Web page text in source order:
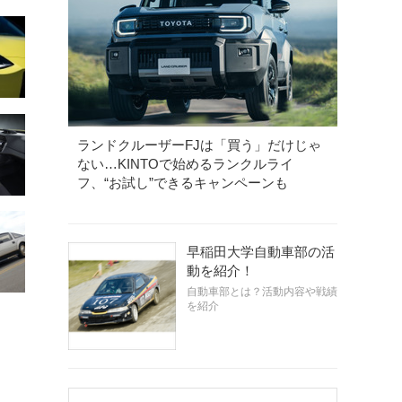
ランドクルーザーFJは「買う」だけじゃ
ない…KINTOで始めるランクルライ
フ、“お試し”できるキャンペーンも
早稲田大学自動車部の活
動を紹介！
自動車部とは？活動内容や戦績
を紹介